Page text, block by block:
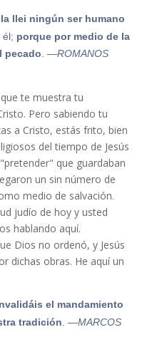
la llei ningún ser humano
él; porque por medio de la
pecado —ROMANOS
te muestra tu
Pero sabiendo tu
a Cristo, estás frito, bien
del tiempo de Jesús
que guardaban
un sin número de
medio de salvación.
judío de hoy y usted
hablando aquí.
Dios no ordenó, y Jesús
dichas obras. He aquí un
el mandamiento
tradición —MARCOS